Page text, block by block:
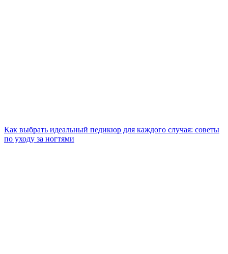
Как выбрать идеальный педикюр для каждого случая: советы
по уходу за ногтями